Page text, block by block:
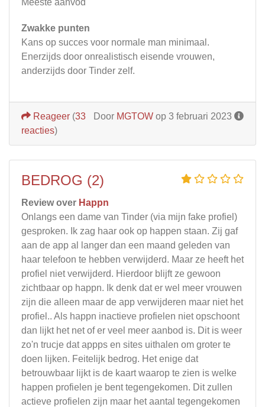
Zwakke punten
Kans op succes voor normale man minimaal.
Enerzijds door onrealistisch eisende vrouwen,
anderzijds door Tinder zelf.
Door MGTOW op 3 februari 2023
Reageer (33
reacties)
BEDROG (2)
Review over Happn
Onlangs een dame van Tinder (via mijn fake profiel)
gesproken. Ik zag haar ook op happen staan. Zij gaf
aan de app al langer dan een maand geleden van
haar telefoon te hebben verwijderd. Maar ze heeft het
profiel niet verwijderd. Hierdoor blijft ze gewoon
zichtbaar op happn. Ik denk dat er wel meer vrouwen
zijn die alleen maar de app verwijderen maar niet het
profiel.. Als happn inactieve profielen niet opschoont
dan lijkt het net of er veel meer aanbod is. Dit is weer
zo'n trucje dat appps en sites uithalen om groter te
doen lijken. Feitelijk bedrog. Het enige dat
betrouwbaar lijkt is de kaart waarop te zien is welke
happen profielen je bent tegengekomen. Dit zullen
actieve profielen zijn maar het aantal tegengekomen